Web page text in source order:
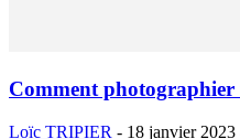
Comment photographier
Loïc TRIPIER - 18 janvier 2023